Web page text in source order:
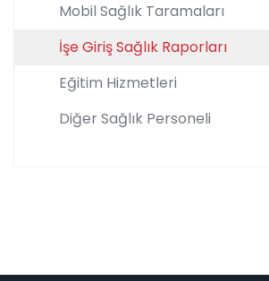
Mobil Sağlık Taramaları
İşe Giriş Sağlık Raporları
Eğitim Hizmetleri
Diğer Sağlık Personeli